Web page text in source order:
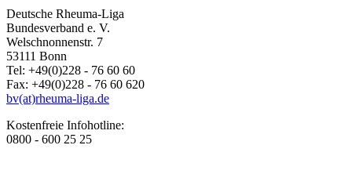
Deutsche Rheuma-Liga
Bundesverband e. V.
Welschnonnenstr. 7
53111 Bonn
Tel: +49(0)228 - 76 60 60
Fax: +49(0)228 - 76 60 620
bv(at)rheuma-liga.de
Kostenfreie Infohotline:
0800 - 600 25 25